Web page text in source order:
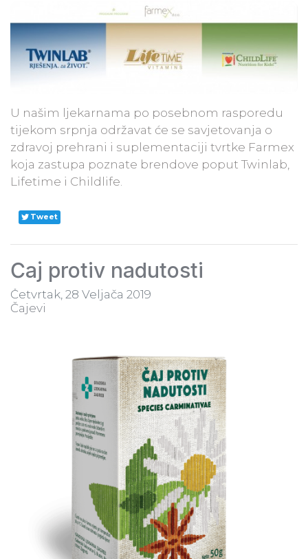
U našim ljekarnama po posebnom rasporedu
tijekom srpnja održavat će se savjetovanja o
zdravoj prehrani i suplementaciji tvrtke Farmex
koja zastupa poznate brendove poput Twinlab,
Lifetime i Childlife.
Tweet
Čaj protiv nadutosti
Četvrtak, 28 Veljača 2019
Čajevi